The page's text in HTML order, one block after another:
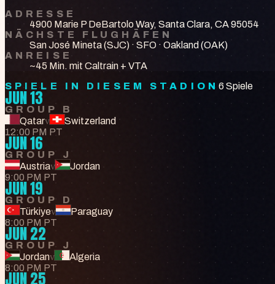
ADRESSE
4900 Marie P DeBartolo Way, Santa Clara, CA 95054
NÄCHSTE FLUGHÄFEN
San José Mineta (SJC) · SFO · Oakland (OAK)
ANREISE
~45 Min. mit Caltrain + VTA
SPIELE IN DIESEM STADION 6 Spiele
JUN 13
GROUP B
Qatarv
Switzerland
12:00 PM PT
JUN 16
GROUP J
Austriav
Jordan
9:00 PM PT
JUN 19
GROUP D
Türkiyev
Paraguay
8:00 PM PT
JUN 22
GROUP J
Jordanv
Algeria
8:00 PM PT
JUN 25